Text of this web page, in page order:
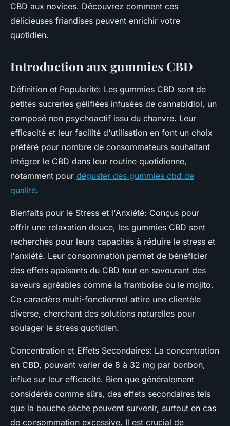
CBD aux novices. Découvrez comment ces
délicieuses friandises peuvent enrichir votre
quotidien.
Introduction aux gummies CBD
Définition et Popularité: Les gummies CBD sont de
petites sucreries gélifiées infusées de cannabidiol, un
composé non psychoactif issu du chanvre. Leur
efficacité et leur facilité d'utilisation en font un choix
préféré pour nombre de consommateurs souhaitant
intégrer le CBD dans leur routine quotidienne,
notamment pour déguster des gummies cbd de
qualité.
Bienfaits pour le Stress et l'Anxiété: Conçus pour
offrir une relaxation douce, les gummies CBD sont
recherchés pour leurs capacités à réduire le stress et
l'anxiété. Leur consommation permet de bénéficier
des effets apaisants du CBD tout en savourant des
saveurs agréables comme la framboise ou le mojito.
Ce caractère multi-fonctionnel attire une clientèle
diverse, cherchant des solutions naturelles pour
soulager le stress quotidien.
Concentration et Effets Secondaires: La concentration
en CBD, pouvant varier de 8 à 32 mg par bonbon,
influe sur leur efficacité. Bien que généralement
considérés comme sûrs, des effets secondaires tels
que la bouche sèche peuvent survenir, surtout en cas
de consommation excessive. Il est crucial de